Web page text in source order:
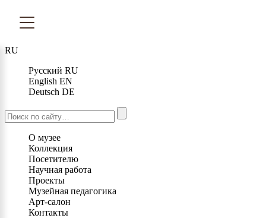
RU
Русский RU
English EN
Deutsch DE
О музее
Коллекция
Посетителю
Научная работа
Проекты
Музейная педагогика
Арт-салон
Контакты